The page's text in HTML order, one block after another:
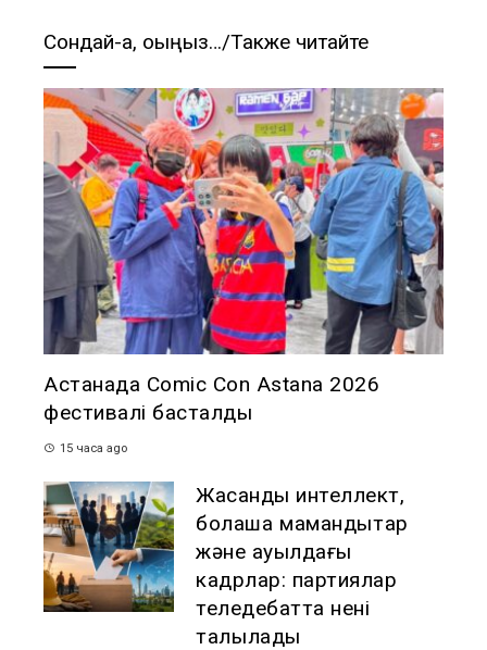
Сондай-ақ, оқыңыз…/Также читайте
Астанада Comic Con Astana 2026
фестивалі басталды
15 часа ago
Жасанды интеллект,
болашақ мамандықтар
және ауылдағы
кадрлар: партиялар
теледебатта нені
талқылады